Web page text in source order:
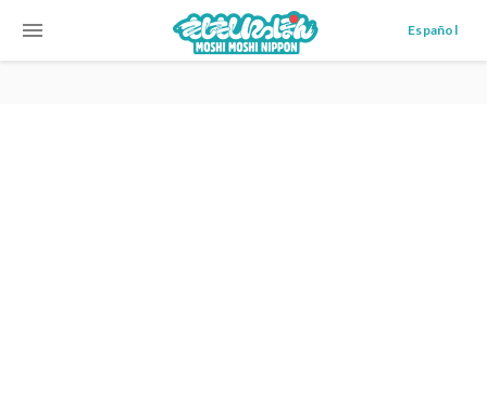
menu Español